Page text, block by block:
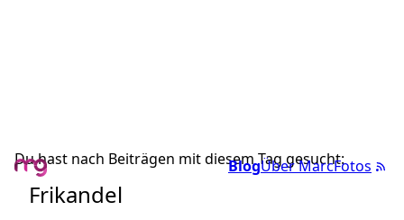
BlogÜber MarcFotos
Du hast nach Beiträgen mit diesem Tag gesucht:
Frikandel